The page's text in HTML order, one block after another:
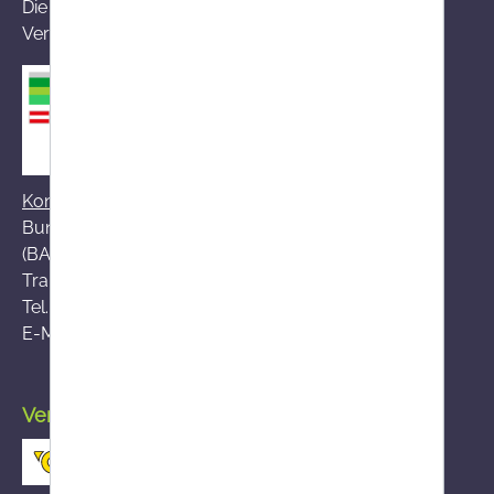
Die von Ihnen aufgerufene Versandapotheke ist im
Versandapothekenregister des BASG registriert
Kontakt zum BASG
Bundesamt für Sicherheit im Gesundheitswesen
(BASG), AGES-Medizinmarktaufsicht (AGES MEA)
Traisengasse 5, A-1200 Wien
Tel.:
E-Mail:
Versand durch die österreichische Post